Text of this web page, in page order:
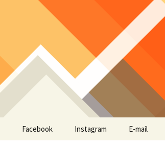
Facebook Instagram E-mail